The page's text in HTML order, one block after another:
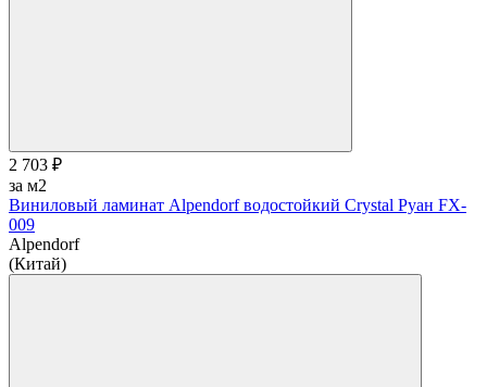
2 703 ₽
за м2
Виниловый ламинат Alpendorf водостойкий Crystal Руан FX-
009
Alpendorf
(Китай)